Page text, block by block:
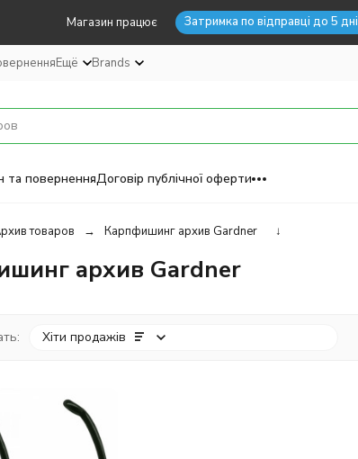
Магазин працює Затримка по відправці до 5
Ещё Brands
та поверненняДоговір публічної оферти
товаров Карпфишинг архив Gardner ↓
архив Gardner
Хіти продажів